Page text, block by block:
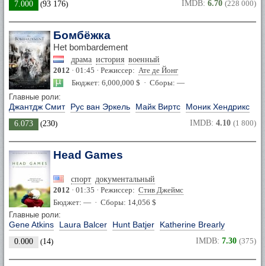
7.000 (93 176) IMDB: 6.70 (228 000)
Бомбёжка
Het bombardement
драма история военный
2012 · 01:45 · Режиссер: Ате де Йонг
Бюджет: 6,000,000 $ · Сборы: —
Главные роли:
Джантдж Смит Рус ван Эркель Майк Виртс Моник Хендрикс
6.073 (230) IMDB: 4.10 (1 800)
Head Games
спорт документальный
2012 · 01:35 · Режиссер: Стив Джеймс
Бюджет: — · Сборы: 14,056 $
Главные роли:
Gene Atkins Laura Balcer Hunt Batjer Katherine Brearly
0.000 (14) IMDB: 7.30 (375)